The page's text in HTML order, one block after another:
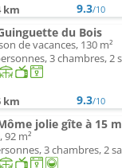
km 9.3/10
du Bois
de vacances, 130 m²
3 chambres, 2
km 9.3/10
jolie gîte à 15
92 m²
3 chambres, 2